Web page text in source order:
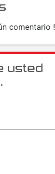
comentario !
usted